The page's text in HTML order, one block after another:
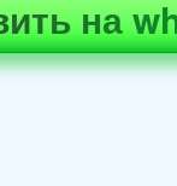
на